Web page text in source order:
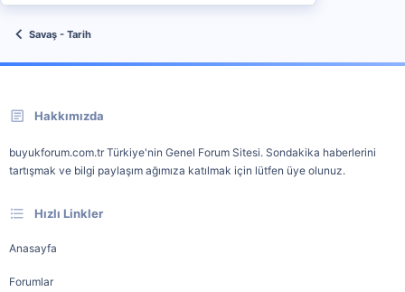
Savaş - Tarih
Hakkımızda
buyukforum.com.tr Türkiye'nin Genel Forum Sitesi. Sondakika haberlerini
tartışmak ve bilgi paylaşım ağımıza katılmak için lütfen üye olunuz.
Hızlı Linkler
Anasayfa
Forumlar